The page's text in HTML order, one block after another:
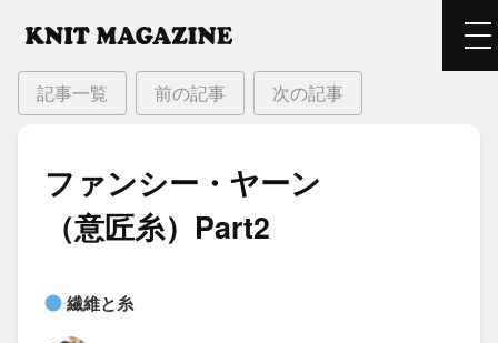
記事一覧 前の記事 次の記事
ファンシー・ヤーン​
（意匠糸）​Part2
繊維と糸